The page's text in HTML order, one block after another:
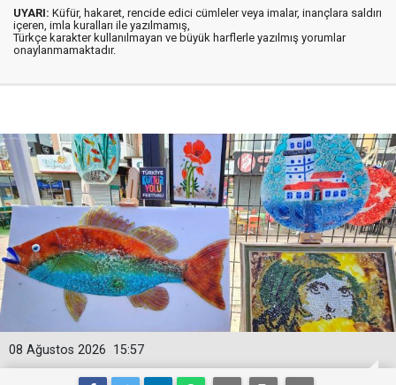
UYARI: Küfür, hakaret, rencide edici cümleler veya imalar, inançlara saldırı
içeren, imla kuralları ile yazılmamış,
Türkçe karakter kullanılmayan ve büyük harflerle yazılmış yorumlar
onaylanmamaktadır.
15:57
08 Ağustos 2026